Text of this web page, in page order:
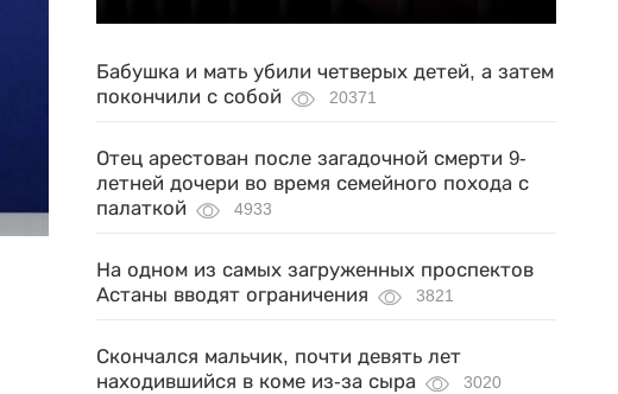
Бабушка и мать убили четверых детей, а затем
покончили с собой
20371
Отец арестован после загадочной смерти 9-
летней дочери во время семейного похода с
палаткой
4933
На одном из самых загруженных проспектов
Астаны вводят ограничения
3821
Скончался мальчик, почти девять лет
находившийся в коме из-за сыра
3020